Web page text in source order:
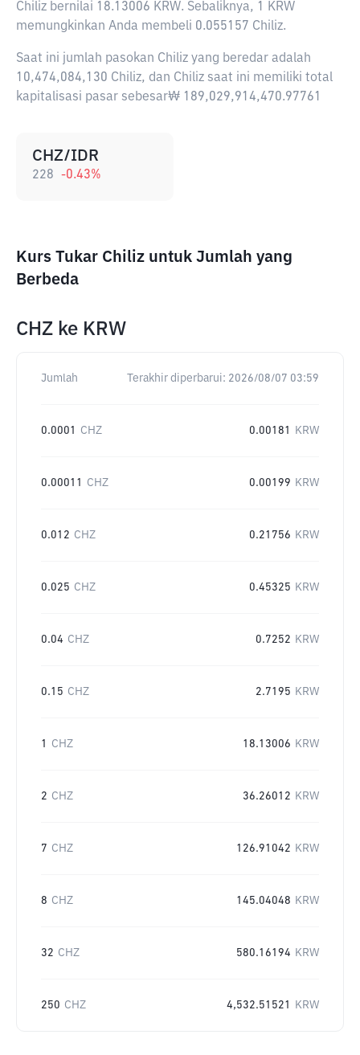
Chiliz bernilai 18.13006 KRW. Sebaliknya, 1 KRW
memungkinkan Anda membeli 0.055157 Chiliz.
Saat ini jumlah pasokan Chiliz yang beredar adalah
10,474,084,130 Chiliz, dan Chiliz saat ini memiliki total
kapitalisasi pasar sebesar₩ 189,029,914,470.97761
CHZ/IDR
228 -0.43%
Kurs Tukar Chiliz untuk Jumlah yang
Berbeda
CHZ ke KRW
Jumlah Terakhir diperbarui: 2026/08/07 03:59
0.0001 CHZ 0.00181 KRW
0.00011 CHZ 0.00199 KRW
0.012 CHZ 0.21756 KRW
0.025 CHZ 0.45325 KRW
0.04 CHZ 0.7252 KRW
0.15 CHZ 2.7195 KRW
1 CHZ 18.13006 KRW
2 CHZ 36.26012 KRW
7 CHZ 126.91042 KRW
8 CHZ 145.04048 KRW
32 CHZ 580.16194 KRW
250 CHZ 4,532.51521 KRW